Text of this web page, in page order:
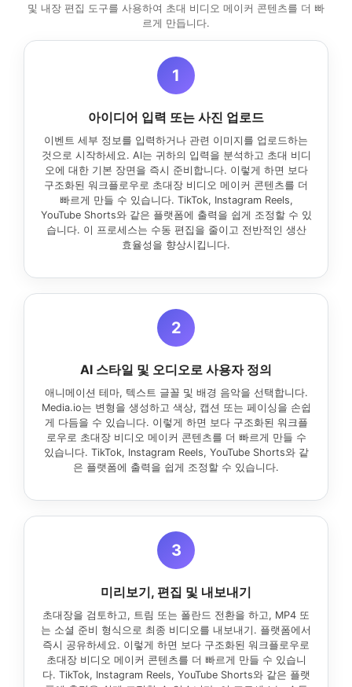
및 내장 편집 도구를 사용하여 초대 비디오 메이커 콘텐츠를 더 빠
르게 만듭니다.
1
아이디어 입력 또는 사진 업로드
이벤트 세부 정보를 입력하거나 관련 이미지를 업로드하는
것으로 시작하세요. AI는 귀하의 입력을 분석하고 초대 비디
오에 대한 기본 장면을 즉시 준비합니다. 이렇게 하면 보다
구조화된 워크플로우로 초대장 비디오 메이커 콘텐츠를 더
빠르게 만들 수 있습니다. TikTok, Instagram Reels,
YouTube Shorts와 같은 플랫폼에 출력을 쉽게 조정할 수 있
습니다. 이 프로세스는 수동 편집을 줄이고 전반적인 생산
효율성을 향상시킵니다.
2
AI 스타일 및 오디오로 사용자 정의
애니메이션 테마, 텍스트 글꼴 및 배경 음악을 선택합니다.
Media.io는 변형을 생성하고 색상, 캡션 또는 페이싱을 손쉽
게 다듬을 수 있습니다. 이렇게 하면 보다 구조화된 워크플
로우로 초대장 비디오 메이커 콘텐츠를 더 빠르게 만들 수
있습니다. TikTok, Instagram Reels, YouTube Shorts와 같
은 플랫폼에 출력을 쉽게 조정할 수 있습니다.
3
미리보기, 편집 및 내보내기
초대장을 검토하고, 트림 또는 폴란드 전환을 하고, MP4 또
는 소셜 준비 형식으로 최종 비디오를 내보내기. 플랫폼에서
즉시 공유하세요. 이렇게 하면 보다 구조화된 워크플로우로
초대장 비디오 메이커 콘텐츠를 더 빠르게 만들 수 있습니
다. TikTok, Instagram Reels, YouTube Shorts와 같은 플랫